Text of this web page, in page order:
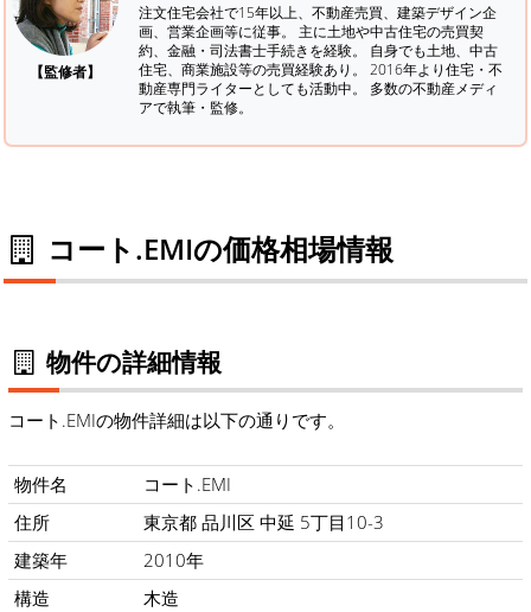
【監修者】
注文住宅会社で15年以上、不動産売買、建築デザイン企
画、営業企画等に従事。 主に土地や中古住宅の売買契
約、金融・司法書士手続きを経験。 自身でも土地、中古
住宅、商業施設等の売買経験あり。 2016年より住宅・不
動産専門ライターとしても活動中。 多数の不動産メディ
アで執筆・監修。
コート.EMIの価格相場情報
物件の詳細情報
コート.EMIの物件詳細は以下の通りです。
物件名
コート.EMI
住所
東京都 品川区 中延 5丁目10-3
建築年
2010年
構造
木造